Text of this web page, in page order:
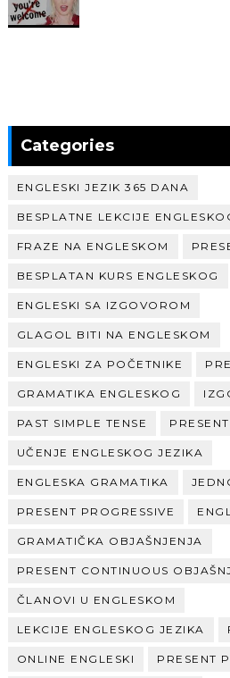
Categories
ENGLESKI JEZIK 365 DANA
BESPLATNE LEKCIJE
FRAZE NA ENGLESKOM
BESPLATAN KURS ENGLESKOG
ENGLESKI SA IZGOVOROM
GLAGOL BITI NA ENGLESKOM
ENGLESKI ZA POČETNIKE
GRAMATIKA ENGLESKOG
PAST SIMPLE TENSE
UČENJE ENGLESKOG JEZIKA
ENGLESKA GRAMATIKA
PRESENT PROGRESSIVE
GRAMATIČKA OBJAŠNJENJA
PRESENT CONTINUOUS
ČLANOVI U ENGLESKOM
LEKCIJE ENGLESKOG JEZIKA
ONLINE ENGLESKI PRESENT